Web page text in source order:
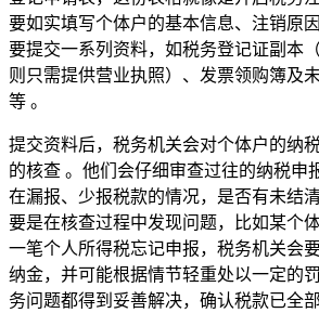
要如实填写个体户的基本信息、注销原
要提交一系列资料，如税务登记证副本
则只需提供营业执照）、发票领购簿及
等 。
提交资料后，税务机关会对个体户的纳
的核查 。他们会仔细审查过往的纳税申
在漏报、少报税款的情况，是否有未结
要是在核查过程中发现问题，比如某个
一笔个人所得税忘记申报，税务机关会
纳金，并可能根据情节轻重处以一定的
务问题都得到妥善解决，确认税款已全